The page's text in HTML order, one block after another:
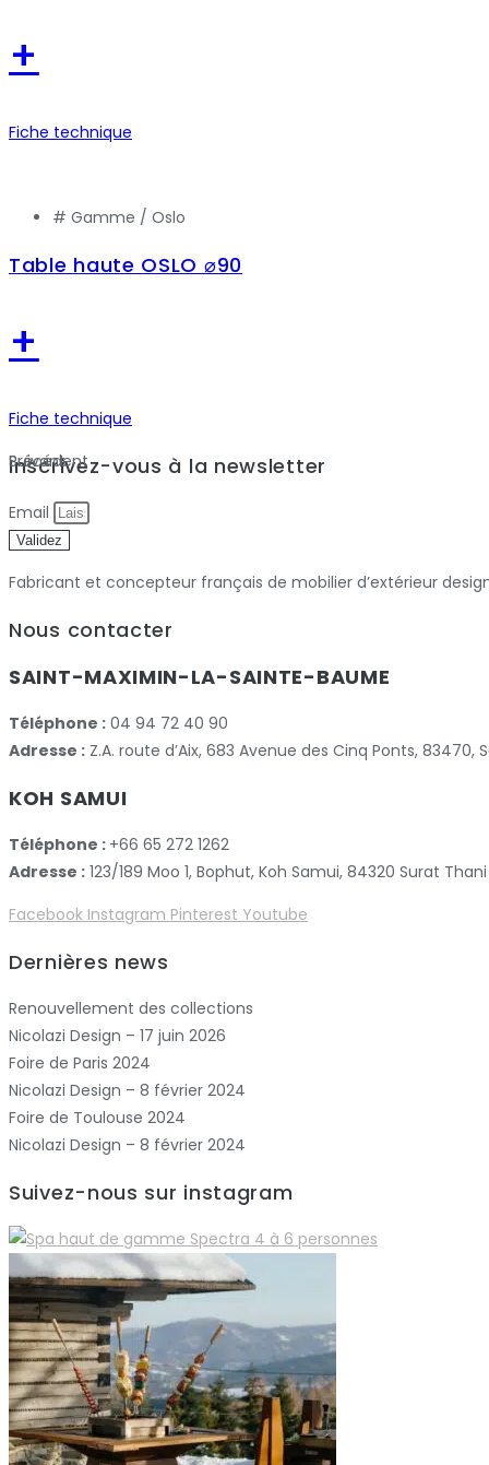
+
Fiche technique
# Gamme / Oslo
Table haute OSLO ⌀90
+
Fiche technique
Précédent
Suivant
Inscrivez-vous à la newsletter
Email
Validez
Fabricant et concepteur français de mobilier d’extérieur
Nous contacter
SAINT-MAXIMIN-LA-SAINTE-BAUME
Téléphone : 04 94 72 40 90
Adresse : Z.A. route d’Aix, 683 Avenue des Cinq Ponts,
KOH SAMUI
Téléphone : +66 65 272 1262
Adresse : 123/189 Moo 1, Bophut, Koh Samui, 84320 Surat Thani
Facebook Instagram Pinterest Youtube
Dernières news
Renouvellement des collections
Nicolazi Design – 17 juin 2026
Foire de Paris 2024
Nicolazi Design – 8 février 2024
Foire de Toulouse 2024
Nicolazi Design – 8 février 2024
Suivez-nous sur instagram